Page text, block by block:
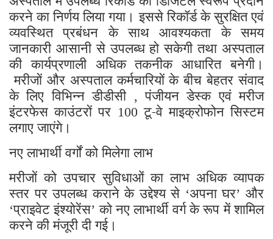
करने का निर्णय लिया गया। इससे रिकॉर्ड के सुरक्षित एवं
व्यवस्थित प्रबंधन के साथ आवश्यकता के समय
जानकारी आसानी से उपलब्ध हो सकेगी तथा अस्पताल
की कार्यप्रणाली अधिक तकनीक आधारित बनेगी।
मरीजों और अस्पताल कर्मचारियों के बीच बेहतर संवाद
के लिए विभिन्न डीडीसी ,पंजीयन डेस्क एवं मरीज
इंटरफेस काउंटरों पर 100टू-वे माइक्रोफोन सिस्टम
लगाए जाएंगे।
नए लाभार्थी वर्गों को मिलेगा लाभ
मरीजों को उपचार सुविधाओं का लाभ अधिक व्यापक
स्तर पर उपलब्ध कराने के उद्देश्य से ‘अपना घर’और
‘प्राइवेट इंश्योरेंस’को नए लाभार्थी वर्ग के रूप में शामिल
करने की मंजूरी दी गई।